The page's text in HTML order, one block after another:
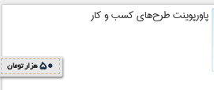
پاورپوینت طرح‌هاي کسب و کار
50 هزار تومان